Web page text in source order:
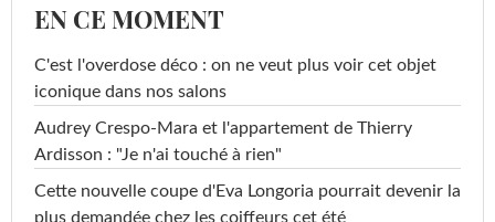
EN CE MOMENT
C'est l'overdose déco : on ne veut plus voir cet objet
iconique dans nos salons
Audrey Crespo-Mara et l'appartement de Thierry
Ardisson : "Je n'ai touché à rien"
Cette nouvelle coupe d'Eva Longoria pourrait devenir la
plus demandée chez les coiffeurs cet été